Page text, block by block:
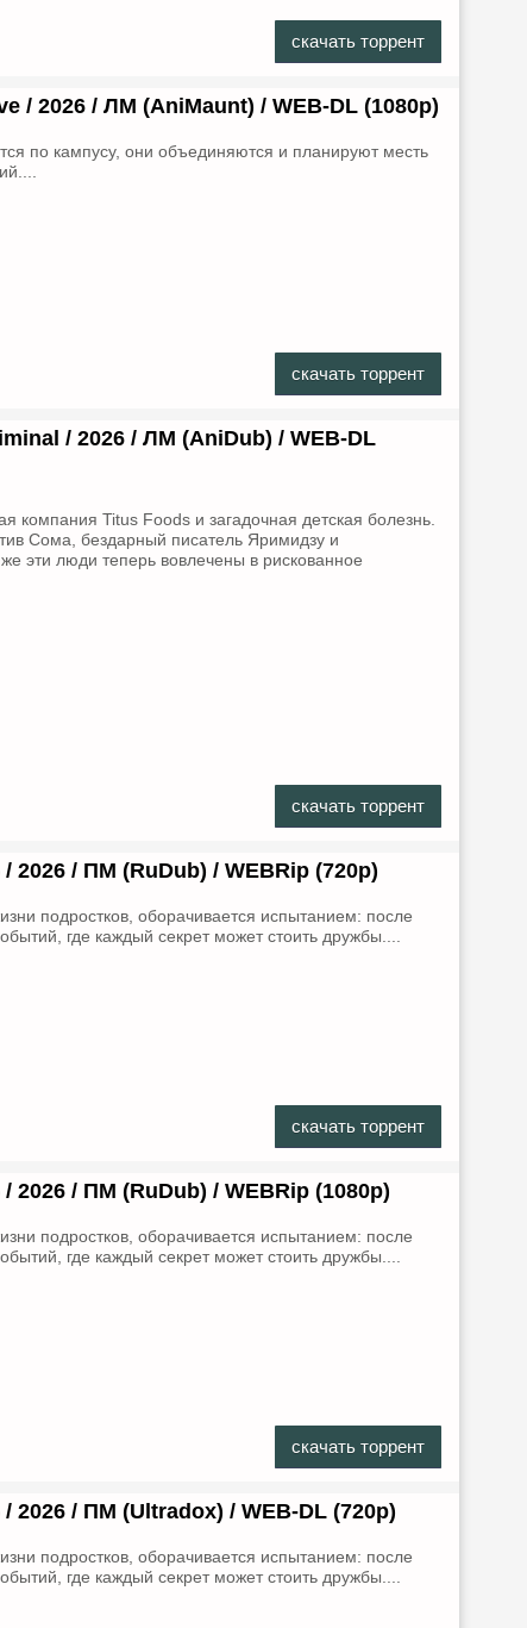
скачать торрент
/ 2026 / ЛМ (AniMaunt) / WEB-DL (1080p)
по кампусу, они объединяются и планируют месть
скачать торрент
/ 2026 / ЛМ (AniDub) / WEB-DL
Titus Foods и загадочная детская болезнь.
Сома, бездарный писатель Яримидзу и
эти люди теперь вовлечены в рискованное
скачать торрент
2026 / ПМ (RuDub) / WEBRip (720р)
подростков, оборачивается испытанием: после
где каждый секрет может стоить дружбы....
скачать торрент
2026 / ПМ (RuDub) / WEBRip (1080р)
подростков, оборачивается испытанием: после
где каждый секрет может стоить дружбы....
скачать торрент
2026 / ПМ (Ultradox) / WEB-DL (720р)
подростков, оборачивается испытанием: после
где каждый секрет может стоить дружбы....